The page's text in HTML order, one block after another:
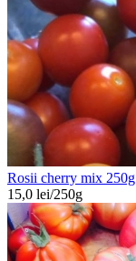
Rosii cherry mix 250g
15,0 lei/250g